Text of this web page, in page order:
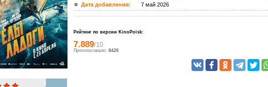
Дата добавления:
7 май 2026
Рейтинг по версии KinoPoisk:
7.889/10
Проголосовало: 8428